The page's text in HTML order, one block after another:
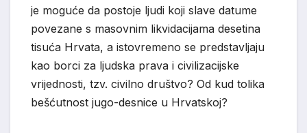
je moguće da postoje ljudi koji slave datume
povezane s masovnim likvidacijama desetina
tisuća Hrvata, a istovremeno se predstavljaju
kao borci za ljudska prava i civilizacijske
vrijednosti, tzv. civilno društvo? Od kud tolika
bešćutnost jugo-desnice u Hrvatskoj?